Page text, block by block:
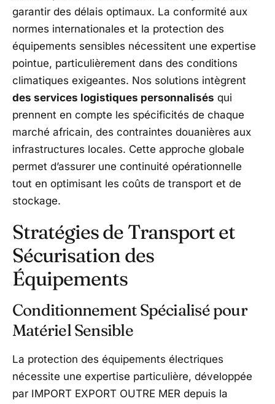
garantir des délais optimaux. La conformité aux
normes internationales et la protection des
équipements sensibles nécessitent une expertise
pointue, particulièrement dans des conditions
climatiques exigeantes. Nos solutions intègrent
des services logistiques personnalisés qui
prennent en compte les spécificités de chaque
marché africain, des contraintes douanières aux
infrastructures locales. Cette approche globale
permet d’assurer une continuité opérationnelle
tout en optimisant les coûts de transport et de
stockage.
Stratégies de Transport et
Sécurisation des
Équipements
Conditionnement Spécialisé pour
Matériel Sensible
La protection des équipements électriques
nécessite une expertise particulière, développée
par IMPORT EXPORT OUTRE MER depuis la